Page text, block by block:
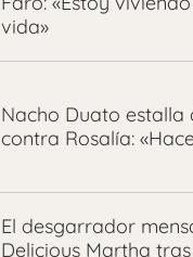
vida»
Nacho Duato estalla
contra Rosalía:
El desgarrador
Delicious Martha